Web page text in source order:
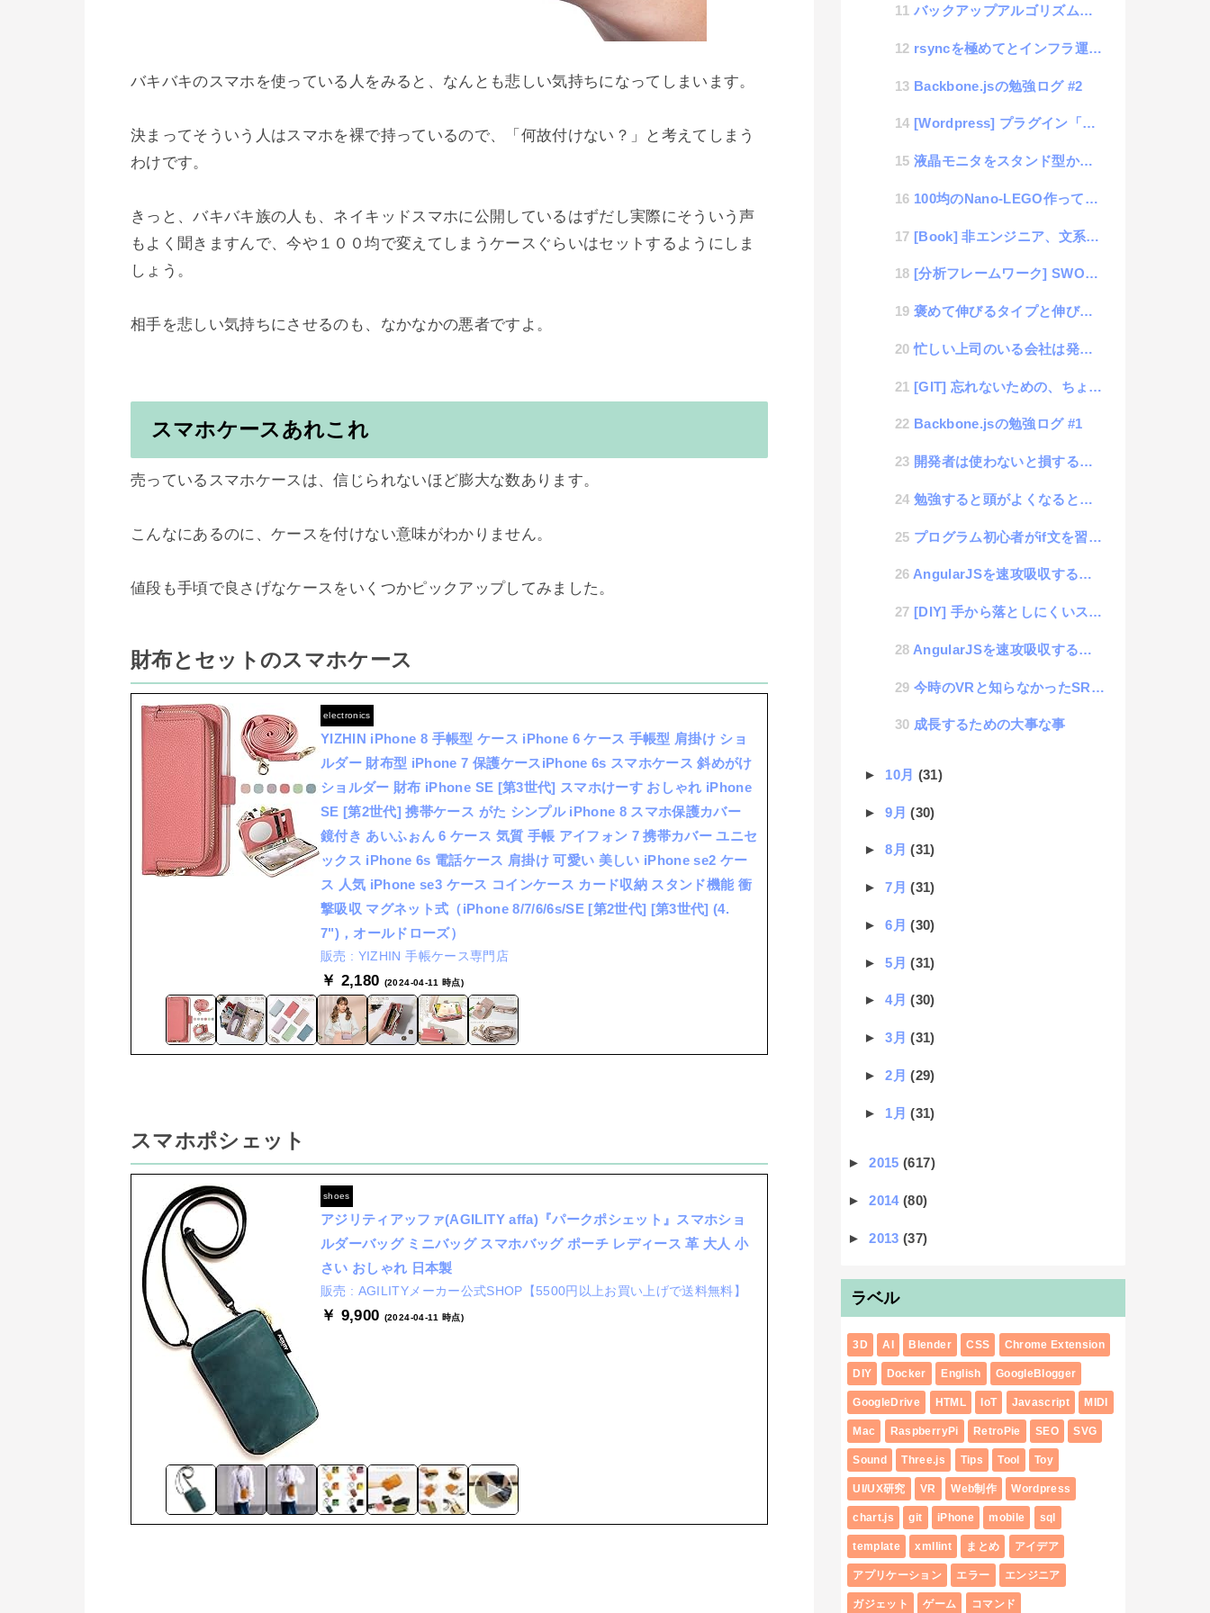
バキバキのスマホを使っている人をみると、なんとも悲しい気持ちになってしまいます。
決まってそういう人はスマホを裸で持っているので、「何故付けない？」と考えてしまう
わけです。
きっと、バキバキ族の人も、ネイキッドスマホに公開しているはずだし実際にそういう声
もよく聞きますんで、今や１００均で変えてしまうケースぐらいはセットするようにしま
しょう。
相手を悲しい気持ちにさせるのも、なかなかの悪者ですよ。
スマホケースあれこれ
売っているスマホケースは、信じられないほど膨大な数あります。
こんなにあるのに、ケースを付けない意味がわかりません。
値段も手頃で良さげなケースをいくつかピックアップしてみました。
財布とセットのスマホケース
electronics
YIZHIN iPhone 8 手帳型 ケース iPhone 6 ケース 手帳型 肩掛け ショ
ルダー 財布型 iPhone 7 保護ケースiPhone 6s スマホケース 斜めがけ
ショルダー 財布 iPhone SE [第3世代] スマホけーす おしゃれ iPhone
SE [第2世代] 携帯ケース がた シンプル iPhone 8 スマホ保護カバー
鏡付き あいふぉん 6 ケース 気質 手帳 アイフォン 7 携帯カバー ユニセ
ックス iPhone 6s 電話ケース 肩掛け 可愛い 美しい iPhone se2 ケー
ス 人気 iPhone se3 ケース コインケース カード収納 スタンド機能 衝
撃吸収 マグネット式（iPhone 8/7/6/6s/SE [第2世代] [第3世代] (4.
7")，オールドローズ）
YIZHIN 手帳ケース専門店
￥ 2,180 (2024-04-11 時点)
スマホポシェット
shoes
アジリティアッファ(AGILITY affa)『パークポシェット』スマホショ
ルダーバッグ ミニバッグ スマホバッグ ポーチ レディース 革 大人 小
さい おしゃれ 日本製
AGILITYメーカー公式SHOP【5500円以上お買い上げで送料無料】
￥ 9,900 (2024-04-11 時点)
バックアップアルゴリズムを知らなければ、これからの時代苦労するかも
rsyncを極めてとインフラ運用に強くなろう！
Backbone.jsの勉強ログ #2
[Wordpress] プラグイン「AmazonJS」を使ってアフェリエイトのUIデザイン向上
液晶モニタをスタンド型からアーム式に変更するだけで、色々解決する事
100均のNano-LEGO作ってみました
[Book] 非エンジニア、文系、ビジネスマンのための人工知能入門: 数式が苦手なあなたにオススメ
[分析フレームワーク] SWOT分析で自己分析
褒めて伸びるタイプと伸びないタイプ
忙しい上司のいる会社は発展しない説
[GIT] 忘れないための、ちょこっと作業備忘録
Backbone.jsの勉強ログ #1
開発者は使わないと損するWEBブラウザ「BLISK」
勉強すると頭がよくなるというのは半分ぐらいウソかもしれない
プログラム初心者がif文を習得する術
AngularJSを速攻吸収する方法 #2
[DIY] 手から落としにくいスマホケースを作る
AngularJSを速攻吸収する方法 #1
今時のVRと知らなかったSRについての調査
成長するための大事な事
► 10月 (31)
►9月(30)
►8月(31)
►7月(31)
►6月(30)
►5月(31)
►4月(30)
►3月(31)
►2月(29)
► 1月(31)
►2015(617)
►2014(80)
►2013(37)
ラベル
3D AI Blender CSS Chrome Extension
DIY Docker English GoogleBlogger
GoogleDrive HTML IoT Javascript MIDI
Mac RaspberryPi RetroPie SEO SVG
Sound Three.js Tips Tool Toy
UI/UX研究 VR Web制作 Wordpress
chart.js git iPhone mobile sql
template xmllint まとめ アイデア
アプリケーション エラー エンジニア
ガジェット ゲーム コマンド